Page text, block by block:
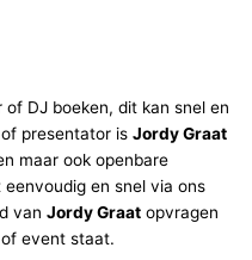
DJ boeken, dit kan snel en
presentator is Jordy Graat
maar ook openbare
en snel via ons
van Jordy Graat opvragen
event staat.